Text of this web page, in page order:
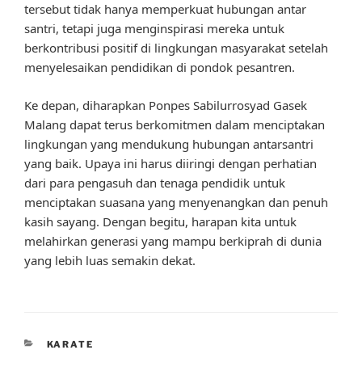
tersebut tidak hanya memperkuat hubungan antar
santri, tetapi juga menginspirasi mereka untuk
berkontribusi positif di lingkungan masyarakat setelah
menyelesaikan pendidikan di pondok pesantren.
Ke depan, diharapkan Ponpes Sabilurrosyad Gasek
Malang dapat terus berkomitmen dalam menciptakan
lingkungan yang mendukung hubungan antarsantri
yang baik. Upaya ini harus diiringi dengan perhatian
dari para pengasuh dan tenaga pendidik untuk
menciptakan suasana yang menyenangkan dan penuh
kasih sayang. Dengan begitu, harapan kita untuk
melahirkan generasi yang mampu berkiprah di dunia
yang lebih luas semakin dekat.
CATEGORIES
KARATE